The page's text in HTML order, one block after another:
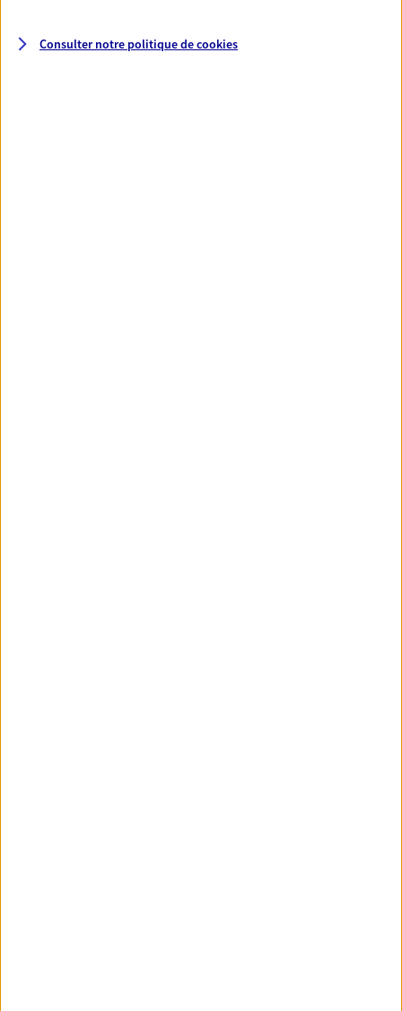
Consulter notre politique decookies